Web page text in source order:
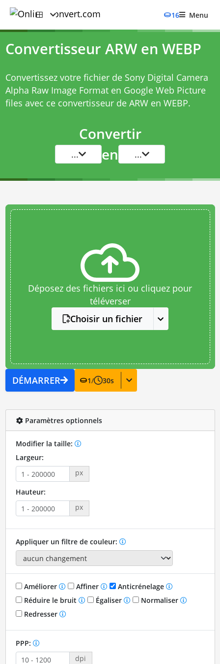
16 Menu
Convertisseur ARW en WEBP
Convertissez votre fichier de Sony Digital Camera
Alpha Raw Image Format en Google Web Picture
files avec ce convertisseur de ARW en WEBP.
Convertir
... en ...
Déposez des fichiers ici ou cliquez pour
téléverser
Choisir un fichier
DÉMARRER 1/ 30s
Paramètres optionnels
Modifier la taille:
Largeur:
px
Hauteur:
px
Appliquer un filtre de couleur:
Améliorer Affiner
Anticrénelage
Réduire le bruit
Égaliser
Normaliser
Redresser
PPP:
dpi